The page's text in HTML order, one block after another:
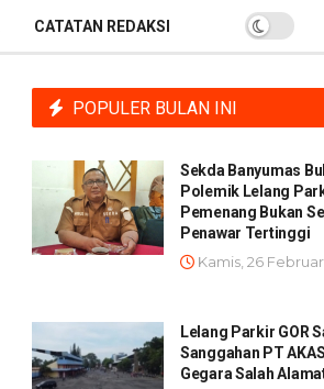
CATATAN REDAKSI
POPULER BULAN INI
Sekda Banyumas
Polemik Lelang
Pemenang Bukan
Penawar Tertinggi
Kamis, 26
Lelang Parkir GOR
Sanggahan PT
Gegara Salah